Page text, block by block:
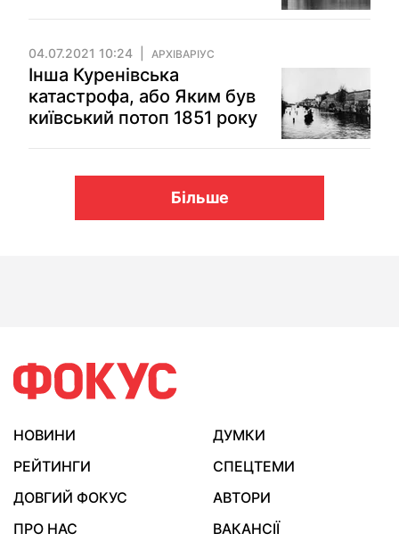
04.07.2021 10:24 АРХІВАРІУС
Інша Куренівська
катастрофа, або Яким був
київський потоп 1851 року
Більше
НОВИНИ
ДУМКИ
РЕЙТИНГИ
СПЕЦТЕМИ
ДОВГИЙ ФОКУС
АВТОРИ
ПРО НАС
ВАКАНСІЇ